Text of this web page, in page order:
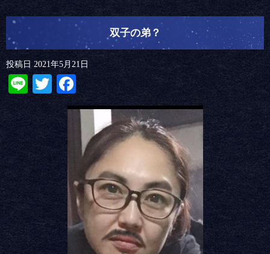
双子の弟？
投稿日 2021年5月21日
LineTwitter